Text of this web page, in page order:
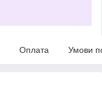
Оплата Умови